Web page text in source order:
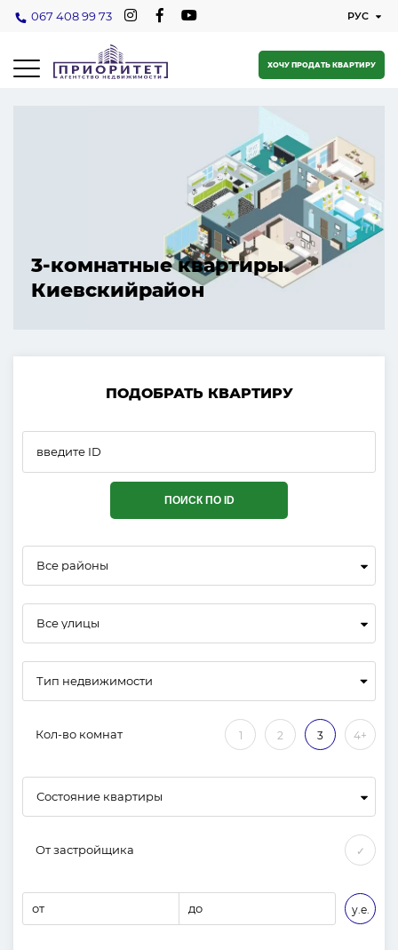
067 408 99 73
ХОЧУ ПРОДАТЬ КВАРТИРУ
3-комнатные квартиры.
Киевскийрайон
ПОДОБРАТЬ КВАРТИРУ
ПОИСК ПО ID
Все районы
Все улицы
Кол-во комнат 1 2 3 4+
Состояние квартиры
От застройщика ✓
от до у.е.